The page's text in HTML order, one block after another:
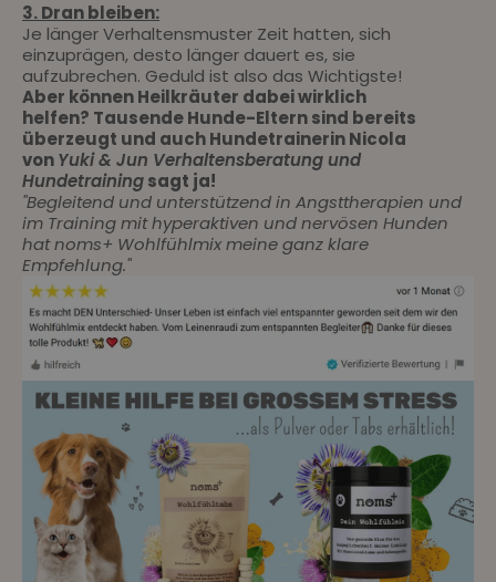
3. Dran bleiben:
Je länger Verhaltensmuster Zeit hatten, sich
einzuprägen, desto länger dauert es, sie
aufzubrechen. Geduld ist also das Wichtigste!
Aber können Heilkräuter dabei wirklich
helfen? Tausende Hunde-Eltern sind bereits
überzeugt und auch Hundetrainerin Nicola
vonYuki & Jun Verhaltensberatung und
Hundetrainingsagt ja!
"Begleitend und unterstützend in Angsttherapien und
im Training mit hyperaktiven und nervösen Hunden
hat noms+ Wohlfühlmixmeine ganz klare
Empfehlung."